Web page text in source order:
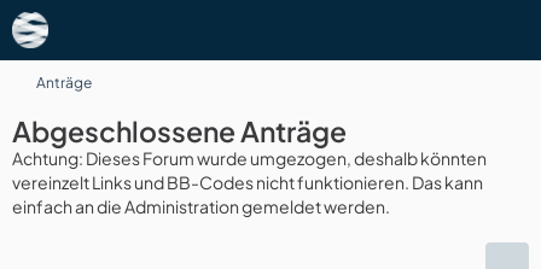
Anträge
Abgeschlossene Anträge
Achtung: Dieses Forum wurde umgezogen, deshalb könnten
vereinzelt Links und BB-Codes nicht funktionieren. Das kann
einfach an die Administration gemeldet werden.